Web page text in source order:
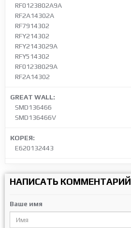
RF0123802A9A
RF2A14302A
RF7914302
RFY214302
RFY2143029A
RFY514302
RF01238029A
RF2A14302
GREAT WALL:
SMD136466
SMD136466V
КОРЕЯ:
E620132443
НАПИСАТЬ КОММЕНТАРИЙ
Ваше имя